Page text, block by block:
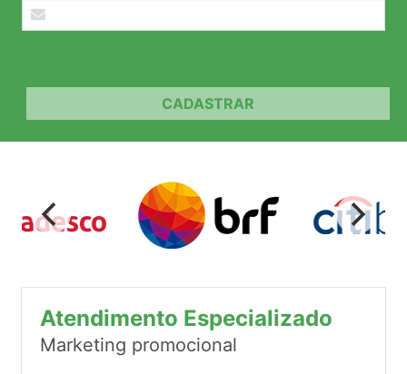
CADASTRAR
Atendimento Especializado
Marketing promocional